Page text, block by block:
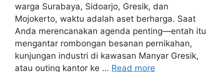
warga Surabaya, Sidoarjo, Gresik, dan
Mojokerto, waktu adalah aset berharga. Saat
Anda merencanakan agenda penting—entah itu
mengantar rombongan besanan pernikahan,
kunjungan industri di kawasan Manyar Gresik,
atau outing kantor ke … Read more